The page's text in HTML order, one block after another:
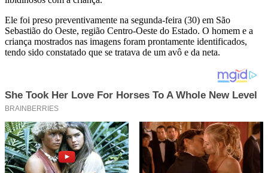
Ele foi preso preventivamente na segunda-feira (30) em São
Sebastião do Oeste, região Centro-Oeste do Estado. O homem e a
criança mostrados nas imagens foram prontamente identificados,
tendo sido constatado que se tratava de um avô e da neta.